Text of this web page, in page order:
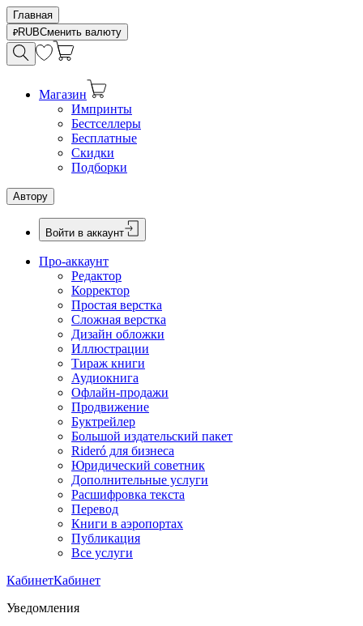
Главная
RUBСменить валюту
Магазин
Импринты
Бестселлеры
Бесплатные
Скидки
Подборки
Автору
Войти в аккаунт
Про-аккаунт
Редактор
Корректор
Простая верстка
Сложная верстка
Дизайн обложки
Иллюстрации
Тираж книги
Аудиокнига
Офлайн-продажи
Продвижение
Буктрейлер
Большой издательский пакет
Rideró для бизнеса
Юридический советник
Дополнительные услуги
Расшифровка текста
Перевод
Книги в аэропортах
Публикация
Все услуги
КабинетКабинет
Уведомления